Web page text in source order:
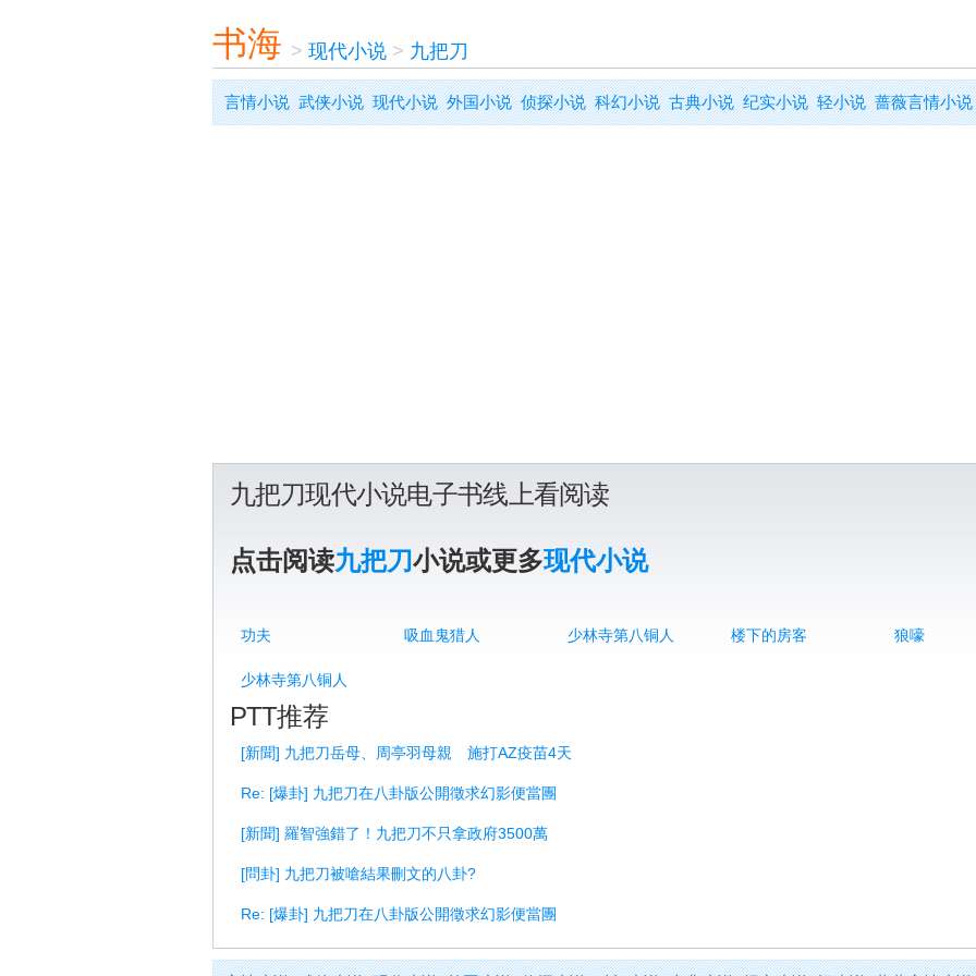
书海 > 现代小说> 九把刀
言情小说 武侠小说 现代小说 外国小说 侦探小说 科幻小说 古典小说 纪实小说 轻小说 蔷薇言情小说
九把刀现代小说电子书线上看阅读
点击阅读九把刀小说或更多现代小说
功夫 吸血鬼猎人 少林寺第八铜人 楼下的房客 狼嚎
少林寺第八铜人
PTT推荐
[新聞] 九把刀岳母、周亭羽母親 施打AZ疫苗4天
Re: [爆卦] 九把刀在八卦版公開徵求幻影便當團
[新聞] 羅智強錯了！九把刀不只拿政府3500萬
[問卦] 九把刀被嗆結果刪文的八卦?
Re: [爆卦] 九把刀在八卦版公開徵求幻影便當團